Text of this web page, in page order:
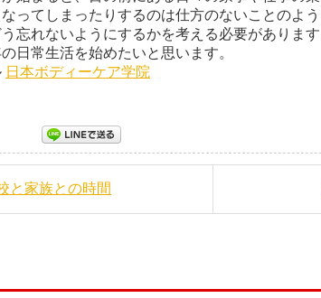
ってしまったりするのは仕方のないことのよ
忘れないようにするかを考える必要がありま
日常生活を始めたいと思います。
日本ボディーケア学院
と家族との時間